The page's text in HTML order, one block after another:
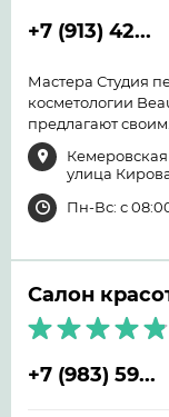
+7 (913) 42...
Мастера Студия
косметологии
предлагают
Кемеровская
улица
Пн-Вс: с
Салон
+7 (983) 59...